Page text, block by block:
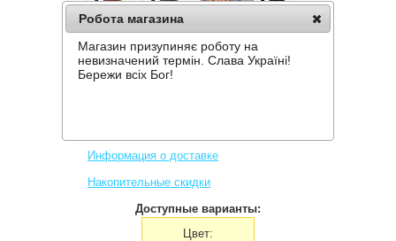
РЮКЗАК OSPREY QUASAR
Информация о доставке
Накопительные скидки
Доступные варианты:
Цвет:
Робота магазина
Магазин призупиняє роботу на
невизначений термін. Слава Україні!
Бережи всіх Бог!